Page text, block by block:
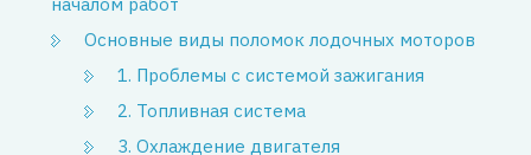
Основные виды поломок лодочных моторов
1. Проблемы с системой зажигания
2. Топливная система
3. Охлаждение двигателя